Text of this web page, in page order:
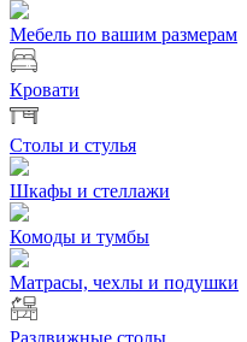
Мебель по вашим размерам
Кровати
Столы и стулья
Шкафы и стеллажи
Комоды и тумбы
Матрасы, чехлы и подушки
Раздвижные столы